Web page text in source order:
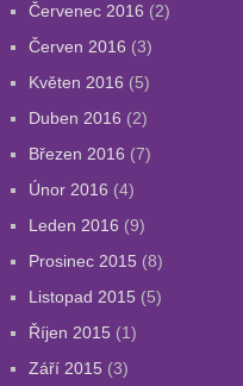
Červenec 2016 (2)
Červen 2016 (3)
Květen 2016 (5)
Duben 2016 (2)
Březen 2016 (7)
Únor 2016 (4)
Leden 2016 (9)
Prosinec 2015 (8)
Listopad 2015 (5)
Říjen 2015 (1)
Září 2015 (3)